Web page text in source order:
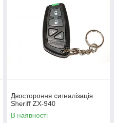
Двостороння сигналізація
Sheriff ZX-940
В наявності